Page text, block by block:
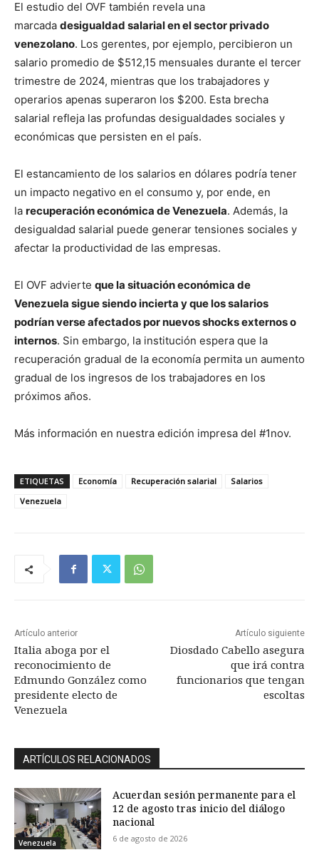
El estudio del OVF también revela una
marcada desigualdad salarial en el sector privado
venezolano. Los gerentes, por ejemplo, percibieron un
salario promedio de $512,15 mensuales durante el tercer
trimestre de 2024, mientras que los trabajadores y
operarios apenas superaron los $200. Esta brecha
salarial refleja las profundas desigualdades sociales y
económicas que persisten en el país.
El estancamiento de los salarios en dólares podría tener
un impacto negativo en el consumo y, por ende, en
la recuperación económica de Venezuela. Además, la
desigualdad salarial puede generar tensiones sociales y
afectar la productividad de las empresas.
El OVF advierte que la situación económica de
Venezuela sigue siendo incierta y que los salarios
podrían verse afectados por nuevos shocks externos o
internos. Sin embargo, la institución espera que la
recuperación gradual de la economía permita un aumento
gradual de los ingresos de los trabajadores en los
próximos años.
Más información en nuestra edición impresa del #1nov.
ETIQUETAS Economía Recuperación salarial
Salarios
Venezuela
Artículo anterior
Italia aboga por el
reconocimiento de
Edmundo González como
presidente electo de
Venezuela
Artículo siguiente
Diosdado Cabello asegura
que irá contra
funcionarios que tengan
escoltas
ARTÍCULOS RELACIONADOS
Venezuela
Acuerdan sesión permanente para el
12 de agosto tras inicio del diálogo
nacional
6 de agosto de 2026